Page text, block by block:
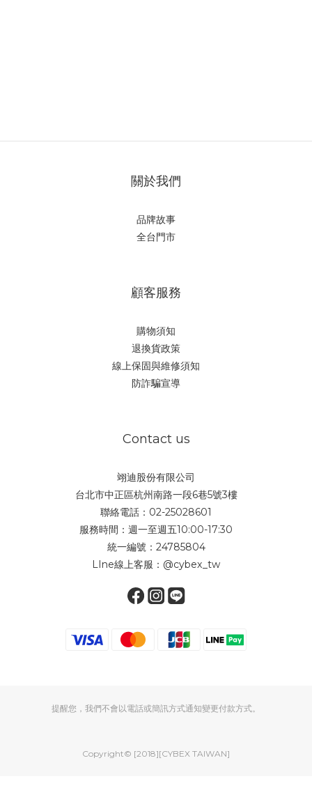
關於我們
品牌故事
全台門市
顧客服務
購物須知
退換貨政策
線上保固與維修須知
防詐騙宣導
Contact us
翊迪股份有限公司
台北市中正區杭州南路一段6巷5號3樓
聯絡電話：02-25028601
服務時間：週一至週五10:00-17:30
統一編號：24785804
LIne線上客服： @cybex_tw
提醒您，我們不會以電話或簡訊方式通知變更付款方式。
Copyright© [2018][CYBEX TAIWAN]